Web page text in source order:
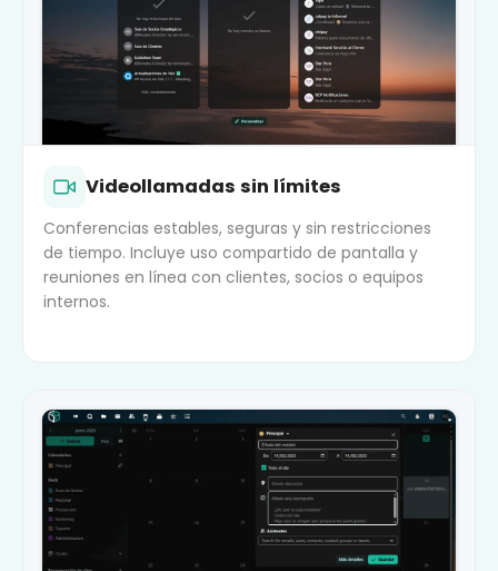
Videollamadas sin límites
Conferencias estables, seguras y sin restricciones
de tiempo. Incluye uso compartido de pantalla y
reuniones en línea con clientes, socios o equipos
internos.